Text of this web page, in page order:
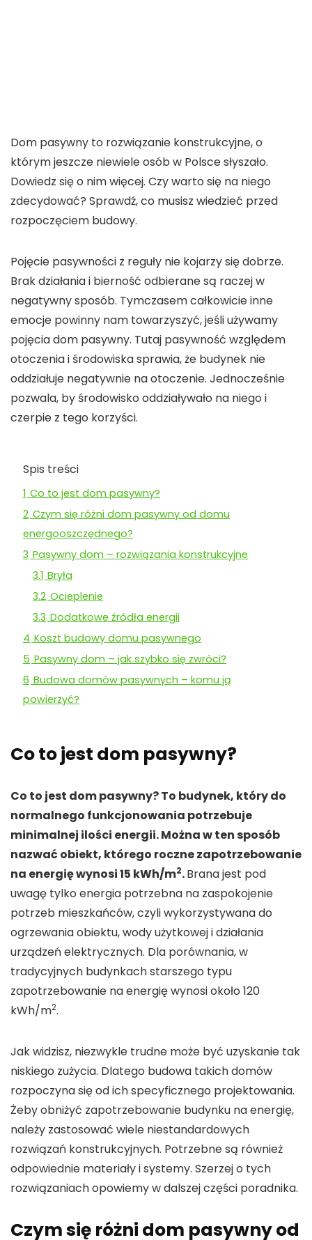
Dom pasywny to rozwiązanie konstrukcyjne, o
którym jeszcze niewiele osób w Polsce słyszało.
Dowiedz się o nim więcej. Czy warto się na niego
zdecydować? Sprawdź, co musisz wiedzieć przed
rozpoczęciem budowy.
Pojęcie pasywności z reguły nie kojarzy się dobrze.
Brak działania i bierność odbierane są raczej w
negatywny sposób. Tymczasem całkowicie inne
emocje powinny nam towarzyszyć, jeśli używamy
pojęcia dom pasywny. Tutaj pasywność względem
otoczenia i środowiska sprawia, że budynek nie
oddziałuje negatywnie na otoczenie. Jednocześnie
pozwala, by środowisko oddziaływało na niego i
czerpie z tego korzyści.
Spis treści
1 Co to jest dom pasywny?
2 Czym się różni dom pasywny od domu
energooszczędnego?
3 Pasywny dom – rozwiązania konstrukcyjne
3.1 Bryła
3.2 Ocieplenie
3.3 Dodatkowe źródła energii
4 Koszt budowy domu pasywnego
5 Pasywny dom – jak szybko się zwróci?
6 Budowa domów pasywnych – komu ją
powierzyć?
Co to jest dom pasywny?
Co to jest dom pasywny? To budynek, który do
normalnego funkcjonowania potrzebuje
minimalnej ilości energii. Można w ten sposób
nazwać obiekt, którego roczne zapotrzebowanie
na energię wynosi 15 kWh/m2.Brana jest pod
uwagę tylko energia potrzebna na zaspokojenie
potrzeb mieszkańców, czyli wykorzystywana do
ogrzewania obiektu, wody użytkowej i działania
urządzeń elektrycznych. Dla porównania, w
tradycyjnych budynkach starszego typu
zapotrzebowanie na energię wynosi około 120
kWh/m2.
Jak widzisz, niezwykle trudne może być uzyskanie tak
niskiego zużycia. Dlatego budowa takich domów
rozpoczyna się od ich specyficznego projektowania.
Żeby obniżyć zapotrzebowanie budynku na energię,
należy zastosować wiele niestandardowych
rozwiązań konstrukcyjnych. Potrzebne są również
odpowiednie materiały i systemy. Szerzej o tych
rozwiązaniach opowiemy w dalszej części poradnika.
Czym się różni dom pasywny od